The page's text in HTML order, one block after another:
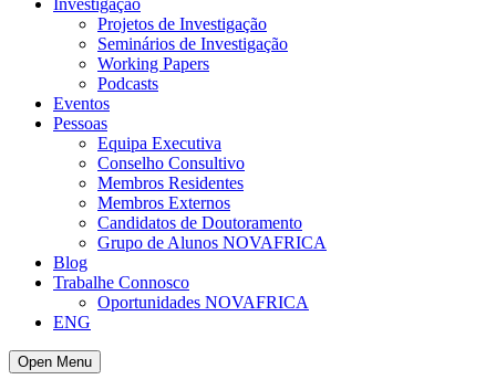
Investigação
Projetos de Investigação
Seminários de Investigação
Working Papers
Podcasts
Eventos
Pessoas
Equipa Executiva
Conselho Consultivo
Membros Residentes
Membros Externos
Candidatos de Doutoramento
Grupo de Alunos NOVAFRICA
Blog
Trabalhe Connosco
Oportunidades NOVAFRICA
ENG
Open Menu